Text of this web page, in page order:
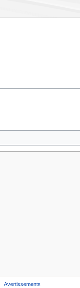
Avertissements